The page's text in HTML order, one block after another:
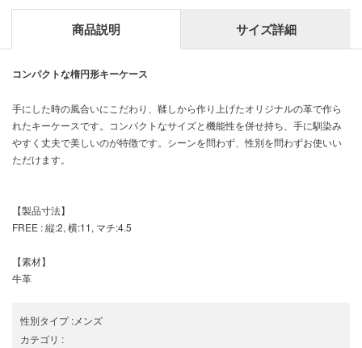
商品説明 サイズ詳細
コンパクトな楕円形キーケース
手にした時の風合いにこだわり、鞣しから作り上げたオリジナルの革で作ら
れたキーケースです。コンパクトなサイズと機能性を併せ持ち、手に馴染み
やすく丈夫で美しいのが特徴です。シーンを問わず、性別を問わずお使いい
ただけます。
【製品寸法】
FREE : 縦:2, 横:11, マチ:4.5
【素材】
牛革
性別タイプ:メンズ
カテゴリ :